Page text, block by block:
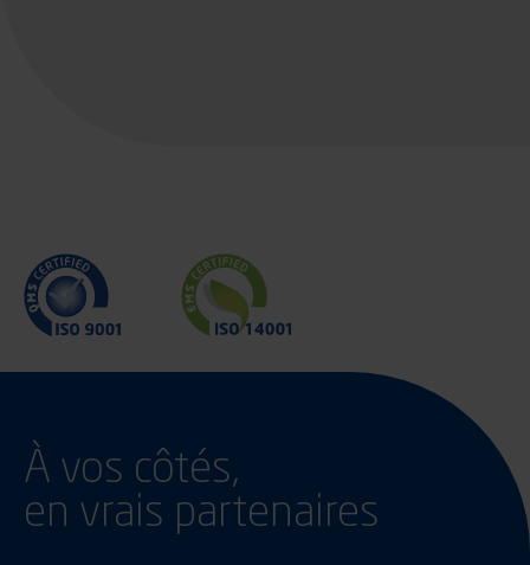
À vos côtés,
en vrais partenaires